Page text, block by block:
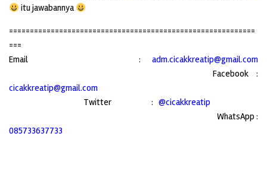
itu jawabannya
===========================================================
===
Email :
adm.cicakkreatip@gmail.com
Facebook :
cicakkreatip@gmail.com
Twitter : @cicakkreatip
WhatsApp :
085733637733